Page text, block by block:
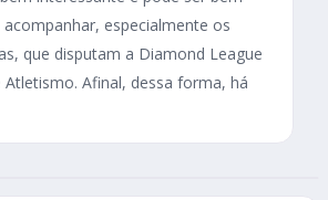
especialmente os
que disputam a Diamond League
Atletismo. Afinal, dessa forma, há